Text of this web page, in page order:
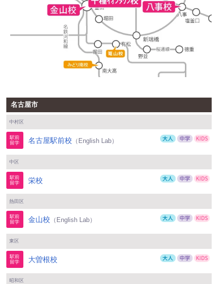
名古屋市
中村区
名古屋駅前校 （English Lab）
中区
栄校
熱田区
金山校 （English Lab）
東区
大曽根校
昭和区